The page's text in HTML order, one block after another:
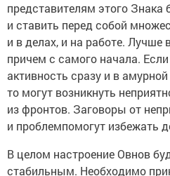
представителям этого Знака
и ставить перед собой
и в делах, и на работе. Лучше
причем с самого начала.
активность сразу и в
то могут возникнуть
из фронтов. Заговоры от
и проблемпомогут избежать
В целом настроение Овнов
стабильным. Необходимо